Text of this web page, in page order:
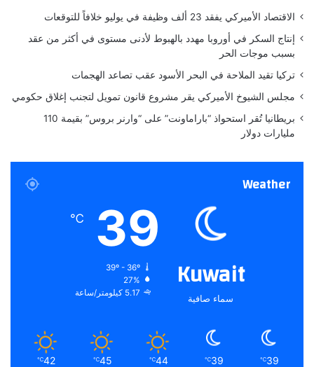
ست
و
الاقتصاد الأميركي يفقد 23 ألف وظيفة في يوليو خلافاً للتوقعات
إنتاج السكر في أوروبا مهدد بالهبوط لأدنى مستوى في أكثر من عقد
بسبب موجات الحر
تركيا تقيد الملاحة في البحر الأسود عقب تصاعد الهجمات
مجلس الشيوخ الأميركي يقر مشروع قانون تمويل لتجنب إغلاق حكومي
بريطانيا تُقر استحواذ “باراماونت” على “وارنر بروس” بقيمة 110
مليارات دولار
Weather
Kuwait
سماء صافية
39
℃
39º - 36º
27%
5.17 كيلومتر/ساعة
39
℃
39
℃
44
℃
45
℃
42
℃